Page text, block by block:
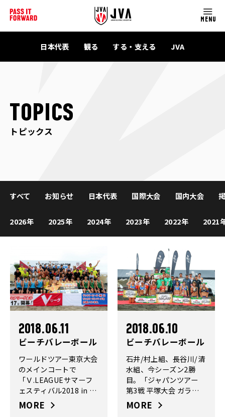
MENU
日本代表 観る する・支える JVA
TOPICS
トピックス
すべて お知らせ 日本代表 国際大会 国内大会
2026年 2025年 2024年 2023年 2022年 2021
2018.06.11
ビーチバレーボール
ワールドツアー東京大会
のメインコートで
「Ｖ.LEAGUEサマーフ
ェスティバル2018 in お
台場ビーチ」開催
MORE
2018.06.10
ビーチバレーボール
石井/村上組、長谷川/清
水組、今シーズン2勝
目。「ジャパンツアー
第3戦 平塚大会 ガラナ･
アンタルチカ杯」最終
日。
MORE